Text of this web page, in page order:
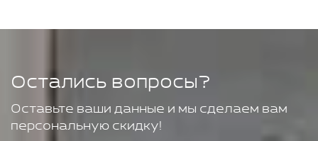
Остались вопросы?
Оставьте ваши данные и мы сделаем вам
персональную скидку!